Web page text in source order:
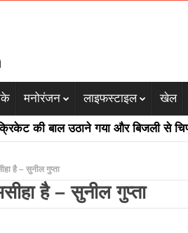
मनोरंजन लाइफस्टाइल खेल
बाल उठाने गया और बिजली से चिपक गया
है – सुनील गुप्ता
है – सुनील गुप्ता